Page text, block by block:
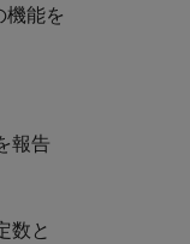
機能を
報告
数と